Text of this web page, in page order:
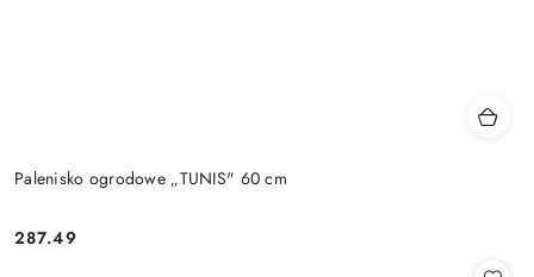
Palenisko ogrodowe „TUNIS" 60 cm
Cena:
287.49